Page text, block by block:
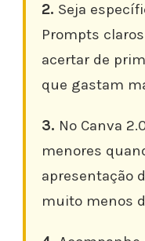
2. Seja
Prompts
acertar de
que gastam
3. No Canva
menores
apresentação
muito menos